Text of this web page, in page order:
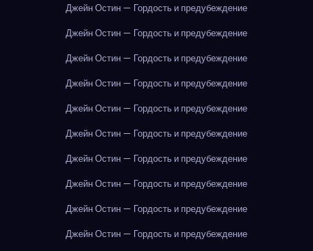
Джейн Остин — Гордость и предубеждение
Джейн Остин — Гордость и предубеждение
Джейн Остин — Гордость и предубеждение
Джейн Остин — Гордость и предубеждение
Джейн Остин — Гордость и предубеждение
Джейн Остин — Гордость и предубеждение
Джейн Остин — Гордость и предубеждение
Джейн Остин — Гордость и предубеждение
Джейн Остин — Гордость и предубеждение
Джейн Остин — Гордость и предубеждение